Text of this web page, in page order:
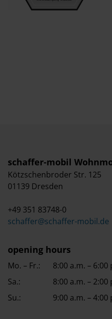
schaffer-mobil
Kötzschenbroder Str. 125
01139 Dresden
+49 351 83748-0
schaffer@schaffer-mobil.de
opening hours
Mo. – Fr.:
8:00 a.m. – 6:00
Sa.:
8:00 a.m. – 2:00
Su.:
9:00 a.m. –